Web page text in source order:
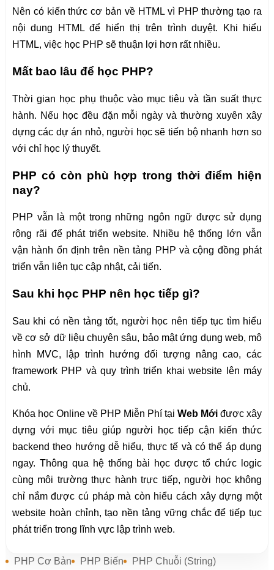
Nên có kiến thức cơ bản về HTML vì PHP thường tạo ra
nội dung HTML để hiển thị trên trình duyệt. Khi hiểu
HTML, việc học PHP sẽ thuận lợi hơn rất nhiều.
Mất bao lâu để học PHP?
Thời gian học phụ thuộc vào mục tiêu và tần suất thực
hành. Nếu học đều đặn mỗi ngày và thường xuyên xây
dựng các dự án nhỏ, người học sẽ tiến bộ nhanh hơn so
với chỉ học lý thuyết.
PHP có còn phù hợp trong thời điểm hiện
nay?
PHP vẫn là một trong những ngôn ngữ được sử dụng
rộng rãi để phát triển website. Nhiều hệ thống lớn vẫn
vận hành ổn định trên nền tảng PHP và cộng đồng phát
triển vẫn liên tục cập nhật, cải tiến.
Sau khi học PHP nên học tiếp gì?
Sau khi có nền tảng tốt, người học nên tiếp tục tìm hiểu
về cơ sở dữ liệu chuyên sâu, bảo mật ứng dụng web, mô
hình MVC, lập trình hướng đối tượng nâng cao, các
framework PHP và quy trình triển khai website lên máy
chủ.
Khóa học Online về PHP Miễn Phí tạiWeb Mới được xây
dựng với mục tiêu giúp người học tiếp cận kiến thức
backend theo hướng dễ hiểu, thực tế và có thể áp dụng
ngay. Thông qua hệ thống bài học được tổ chức logic
cùng môi trường thực hành trực tiếp, người học không
chỉ nắm được cú pháp mà còn hiểu cách xây dựng một
website hoàn chỉnh, tạo nền tảng vững chắc để tiếp tục
phát triển trong lĩnh vực lập trình web.
PHP Cơ Bản PHP Biến
PHP Chuỗi (String)